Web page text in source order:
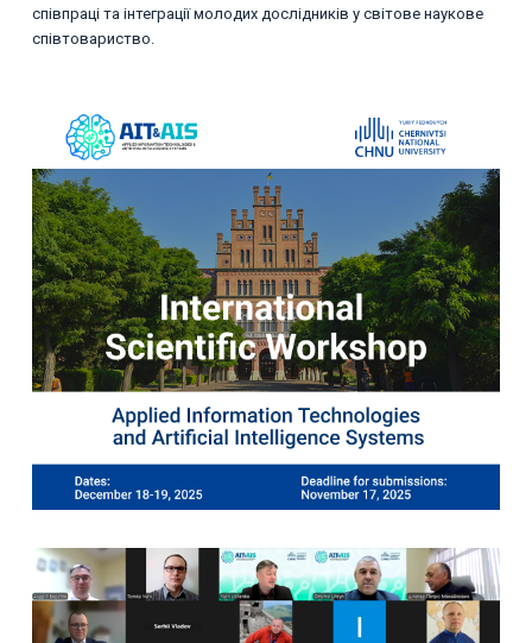
співпраці та інтеграції молодих дослідників у світове наукове
співтовариство.